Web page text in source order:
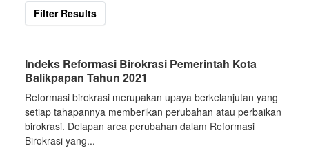
Filter Results
Indeks Reformasi Birokrasi Pemerintah Kota
Balikpapan Tahun 2021
Reformasi birokrasi merupakan upaya berkelanjutan yang
setiap tahapannya memberikan perubahan atau perbaikan
birokrasi. Delapan area perubahan dalam Reformasi
Birokrasi yang...